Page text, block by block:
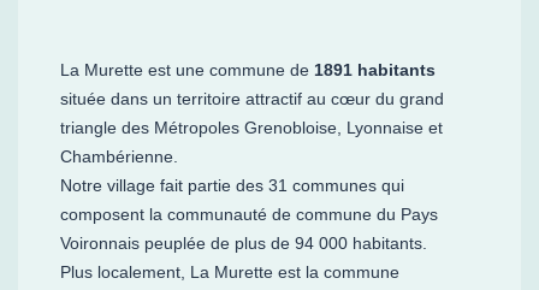
La Murette est une commune de 1891 habitants
située dans un territoire attractif au cœur du grand
triangle des Métropoles Grenobloise, Lyonnaise et
Chambérienne.
Notre village fait partie des 31 communes qui
composent la communauté de commune du Pays
Voironnais peuplée de plus de 94 000 habitants.
Plus localement, La Murette est la commune